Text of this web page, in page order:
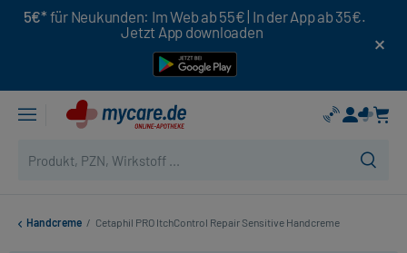
5€* für Neukunden: Im Web ab 55€ | In der App ab 35€.
Jetzt App downloaden
Handcreme / Cetaphil PRO ItchControl Repair Sensitive Handcreme